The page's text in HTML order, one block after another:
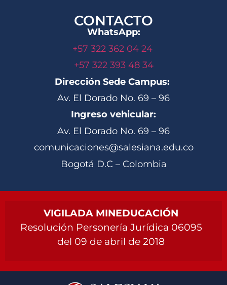
CONTACTO
WhatsApp:
+57 322 362 04 24
+57 322 393 48 34
Dirección Sede Campus:
Av. El Dorado No. 69 – 96
Ingreso vehicular:
Av. El Dorado No. 69 – 96
comunicaciones@salesiana.edu.co
Bogotá D.C – Colombia
VIGILADA MINEDUCACIÓN
Resolución Personería Jurídica 06095
del 09 de abril de 2018